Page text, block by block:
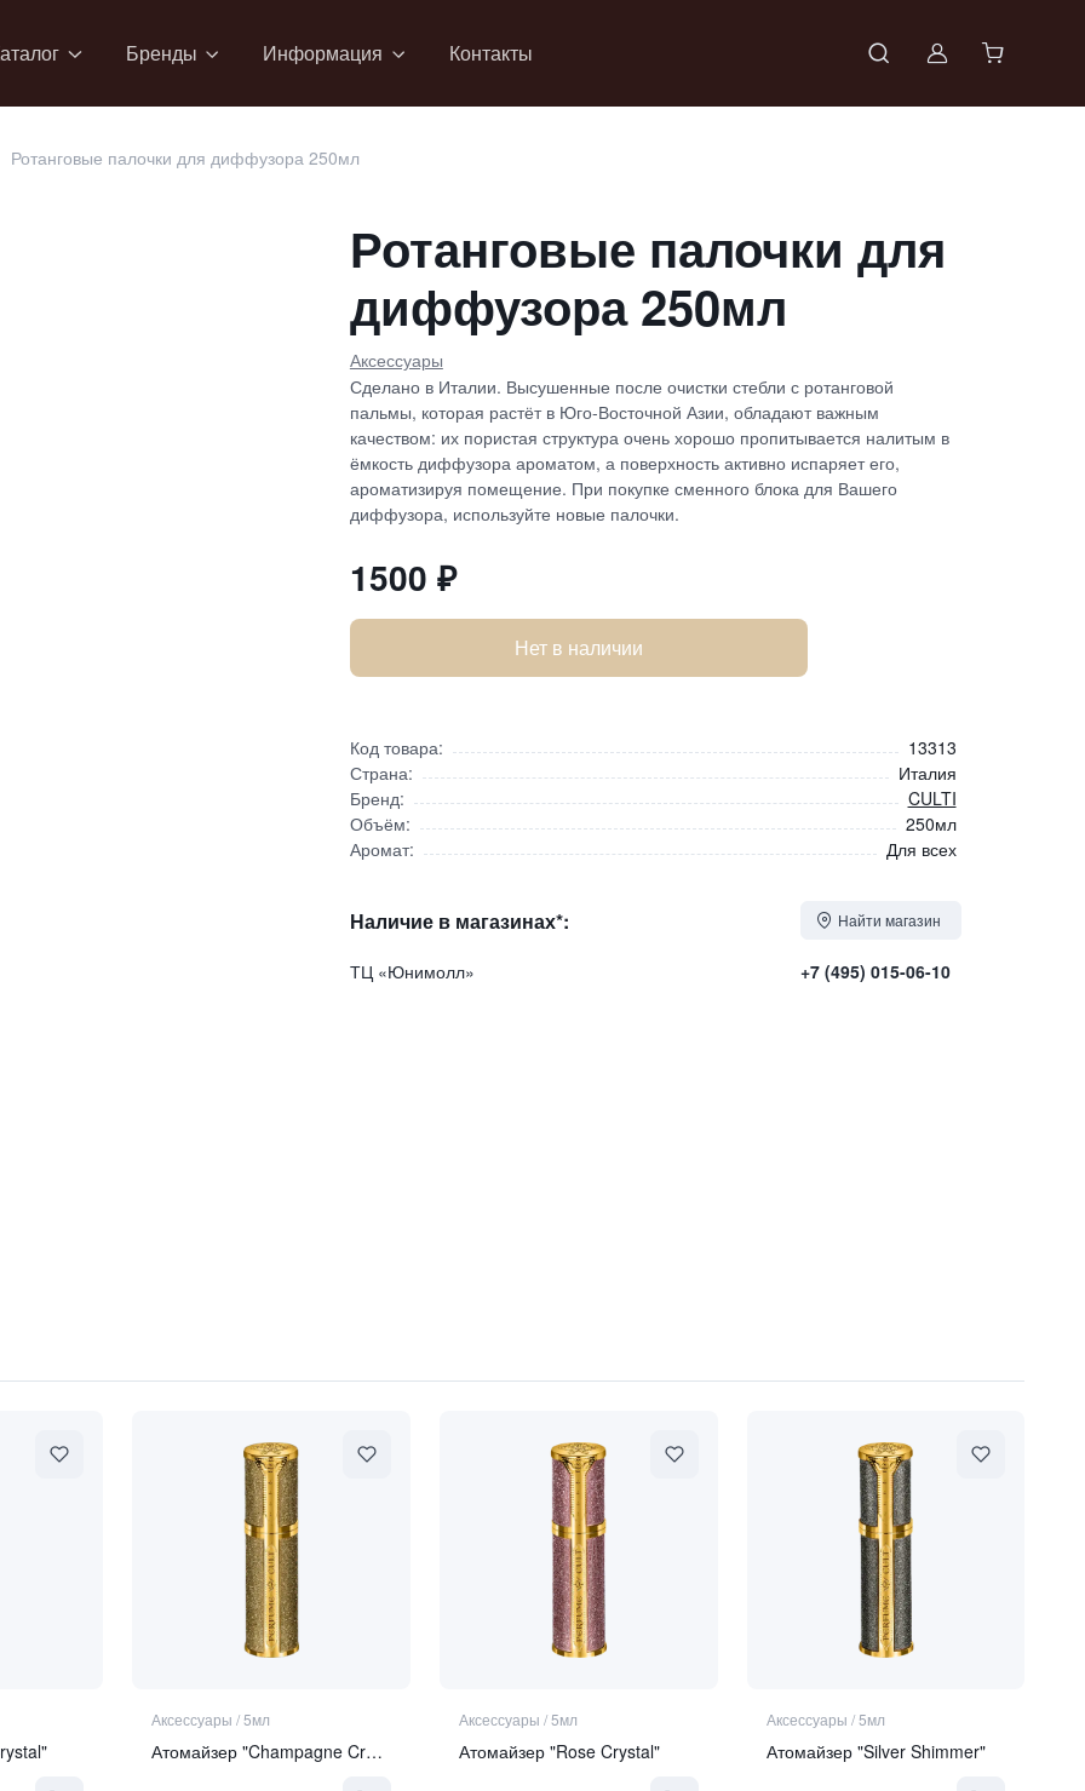
Бренды Информация Контакты Войти в
Ротанговые палочки для диффузора 250мл
Ротанговые палочки для
диффузора 250мл
Аксессуары
Сделано в Италии. Высушенные после очистки стебли с ротанговой
пальмы, которая растёт в Юго-Восточной Азии, обладают важным
качеством: их пористая структура очень хорошо пропитывается налитым в
ёмкость диффузора ароматом, а поверхность активно испаряет его,
ароматизируя помещение. При покупке сменного блока для Вашего
диффузора, используйте новые палочки.
1500 ₽
Нет в наличии
Код товара:
13313
Страна:
Италия
Бренд:
CULTI
Объём:
250мл
Аромат:
Для всех
Наличие в магазинах*: Найти магазин
ТЦ «Юнимолл» +7 (495) 015-06-10
Аксессуары /5мл
Атомайзер "Champagne Crystal"
Аксессуары /5мл
Атомайзер "Rose Crystal"
Аксессуары /5мл
Атомайзер "Silver Shimmer"